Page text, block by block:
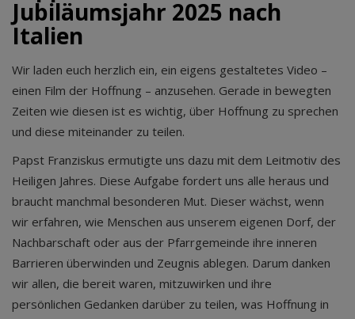
Jubiläumsjahr 2025 nach
Italien
Wir laden euch herzlich ein, ein eigens gestaltetes Video –
einen Film der Hoffnung – anzusehen. Gerade in bewegten
Zeiten wie diesen ist es wichtig, über Hoffnung zu sprechen
und diese miteinander zu teilen.
Papst Franziskus ermutigte uns dazu mit dem Leitmotiv des
Heiligen Jahres. Diese Aufgabe fordert uns alle heraus und
braucht manchmal besonderen Mut. Dieser wächst, wenn
wir erfahren, wie Menschen aus unserem eigenen Dorf, der
Nachbarschaft oder aus der Pfarrgemeinde ihre inneren
Barrieren überwinden und Zeugnis ablegen. Darum danken
wir allen, die bereit waren, mitzuwirken und ihre
persönlichen Gedanken darüber zu teilen, was Hoffnung in